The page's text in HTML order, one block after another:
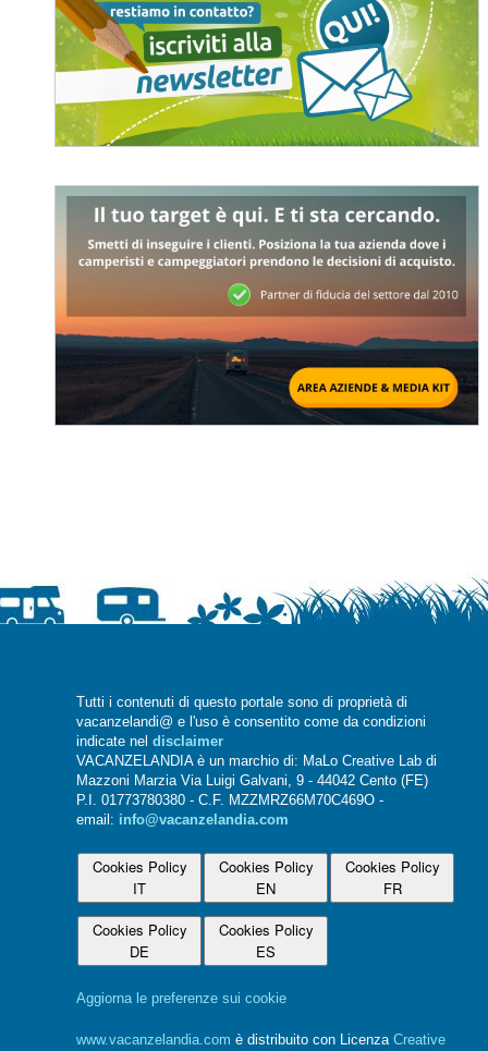
Tutti i contenuti di questo portale sono di proprietà di
vacanzelandi@ e l'uso è consentito come da condizioni
indicate nel disclaimer
VACANZELANDIA è un marchio di: MaLo Creative Lab di
Mazzoni Marzia Via Luigi Galvani, 9 - 44042 Cento (FE)
P.I. 01773780380 - C.F. MZZMRZ66M70C469O -
email: info@vacanzelandia.com
Cookies Policy
IT
Cookies Policy
EN
Cookies Policy
FR
Cookies Policy
DE
Cookies Policy
ES
Aggiorna le preferenze sui cookie
www.vacanzelandia.com è distribuito con Licenza Creative